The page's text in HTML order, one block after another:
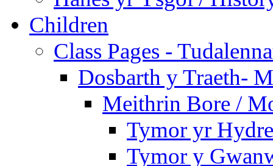
Children
Class Pages -
Dosbarth y Traeth-
Meithrin Bore /
Tymor yr
Tymor y